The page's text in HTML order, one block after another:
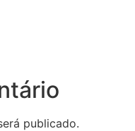
publicado.